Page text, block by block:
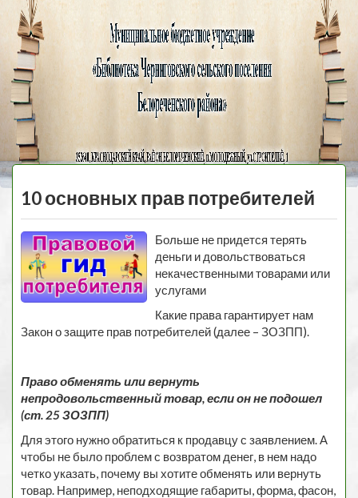
Черниговская
библиотека
МЕНЮ
10 основных прав потребителей
Больше не придется терять
деньги и довольствоваться
некачественными товарами или
услугами
Какие права гарантирует нам
Закон о защите прав потребителей (далее – ЗОЗПП).
Право обменять или вернуть
непродовольственный товар, если он не подошел
(ст. 25 ЗОЗПП)
Для этого нужно обратиться к продавцу с заявлением. А
чтобы не было проблем с возвратом денег, в нем надо
четко указать, почему вы хотите обменять или вернуть
товар. Например, неподходящие габариты, форма, фасон,